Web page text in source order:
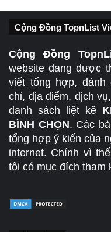
Cộng Đồng TopnList
Cộng Đồng
website đang được
viết tổng hợp, đánh
chỉ, địa điểm, dịch
danh sách liệt kê
BÌNH CHỌN. Các
tổng hợp ý kiến của
internet. Chính vì
tôi có mục đích